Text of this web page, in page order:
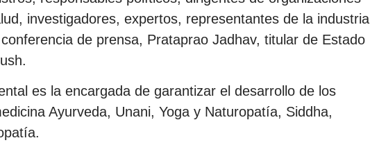
investigadores, expertos, representantes de la industria
de prensa, Prataprao Jadhav, titular de Estado
es la encargada de garantizar el desarrollo de los
Ayurveda, Unani, Yoga y Naturopatía, Siddha,